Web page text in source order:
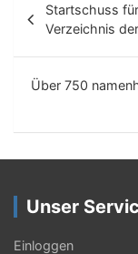
e
i
a
s
-
Startschuss
Verzeichnis
Über 750
Unser
Einloggen